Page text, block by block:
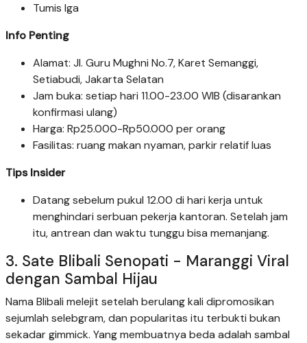
Tumis Iga
Info Penting
Alamat: Jl. Guru Mughni No.7, Karet Semanggi,
Setiabudi, Jakarta Selatan
Jam buka: setiap hari 11.00-23.00 WIB (disarankan
konfirmasi ulang)
Harga: Rp25.000-Rp50.000 per orang
Fasilitas: ruang makan nyaman, parkir relatif luas
Tips Insider
Datang sebelum pukul 12.00 di hari kerja untuk
menghindari serbuan pekerja kantoran. Setelah jam
itu, antrean dan waktu tunggu bisa memanjang.
3. Sate Blibali Senopati - Maranggi Viral
dengan Sambal Hijau
Nama Blibali melejit setelah berulang kali dipromosikan
sejumlah selebgram, dan popularitas itu terbukti bukan
sekadar gimmick. Yang membuatnya beda adalah sambal